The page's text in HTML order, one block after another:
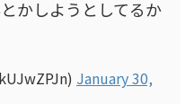
かしようとしてるか
January 30,